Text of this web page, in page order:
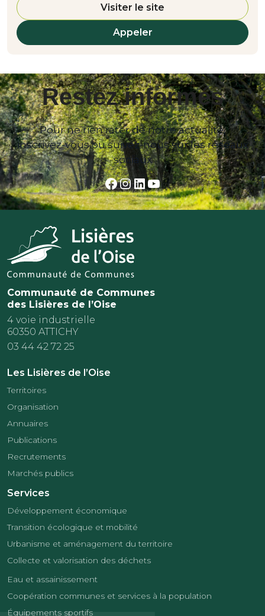
Visiter le site
Appeler
Restez informés
Pour ne rien rater de notre actualité,
inscrivez-vous ou suivez-nous sur les réseaux
sociaux
Facebook
Instagram
LinkedIn
YouTube
Communauté de Communes
des Lisières de l’Oise
4 voie industrielle
60350 ATTICHY
03 44 42 72 25
Les Lisières de l’Oise
Territoires
Organisation
Annuaires
Publications
Recrutements
Marchés publics
Services
Développement économique
Transition écologique et mobilité
Urbanisme et aménagement du territoire
Collecte et valorisation des déchets
Eau et assainissement
Coopération communes et services à la population
Équipements sportifs